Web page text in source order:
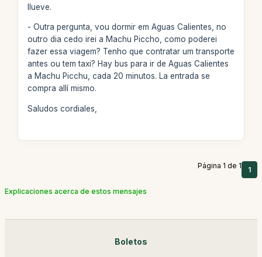
llueve.
- Outra pergunta, vou dormir em Aguas Calientes, no
outro dia cedo irei a Machu Piccho, como poderei
fazer essa viagem? Tenho que contratar um transporte
antes ou tem taxi? Hay bus para ir de Aguas Calientes
a Machu Picchu, cada 20 minutos. La entrada se
compra allí mismo.
Saludos cordiales,
Página 1 de 1 1
Explicaciones acerca de estos mensajes
Boletos